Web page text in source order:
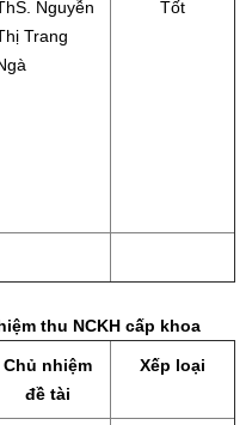
Nguyễn
Trang
Tốt
thu NCKH cấp khoa
Chủ nhiệm
đề tài
Xếp loại